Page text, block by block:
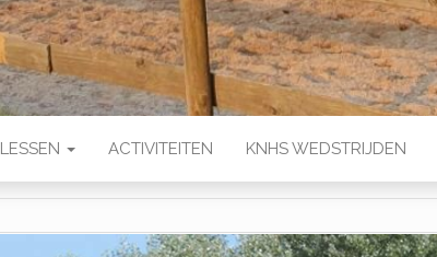
LESSEN ACTIVITEITEN KNHS WEDSTRIJDEN